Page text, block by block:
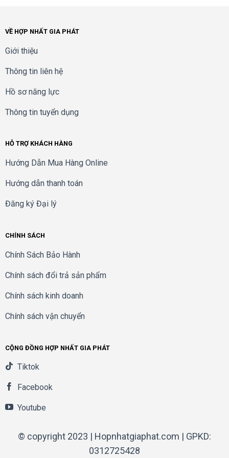
nhiều tính năng khác để cung cấp một giải pháp
VoIP chất lượng cao, hoàn chỉnh, phải chăng và đáng
Cài đặt và thay đổi dễ dàng
dàng.
–Bảo hành: 12 tháng.
VỀ HỢP NHẤT GIA PHÁT
Giới thiệu
Thông tin liên hệ
Hồ sơ năng lực
Thông tin tuyển dụng
HỖ TRỢ KHÁCH HÀNG
Hướng Dẫn Mua Hàng Online
Hướng dẫn thanh toán
Đăng ký Đại lý
CHÍNH SÁCH
Chính Sách Bảo Hành
Chính sách đổi trả sản phẩm
Chính sách kinh doanh
Chính sách vận chuyển
CỘNG ĐỒNG HỢP NHẤT GIA PHÁT
Tiktok
Facebook
Youtube
© copyright 2023 | Hopnhatgiaphat.com | GPKD:
0312725428